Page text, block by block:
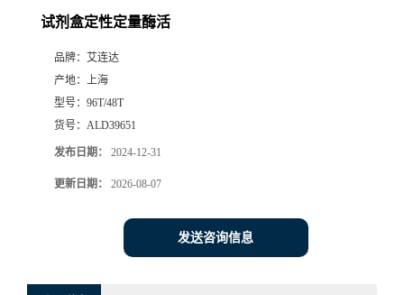
试剂盒定性定量酶活
品牌： 艾连达
产地： 上海
型号： 96T/48T
货号： ALD39651
发布日期： 2024-12-31
更新日期： 2026-08-07
发送咨询信息